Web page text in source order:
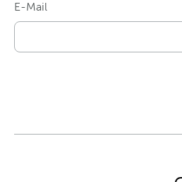
E-Mail